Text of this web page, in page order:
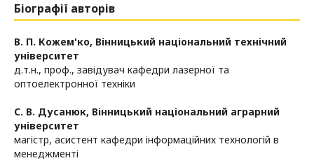
Біографії авторів
В. П. Кожем'ко, Вінницький національний технічний
університет
д.т.н., проф., завідувач кафедри лазерної та
оптоелектронної техніки
С. В. Дусанюк, Вінницький національний аграрний
університет
магістр, асистент кафедри інформаційних технологій в
менеджменті